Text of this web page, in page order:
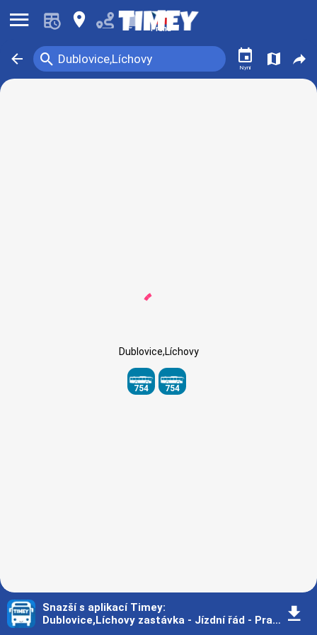
󰍜 󰍎 󰂚 Praha
󰁍 Dublovice,Líchovy
󰍉 󰃭
Nyní
󰍍 󰒖
Dublovice,Líchovy
754 754
Snazší s aplikací Timey:
Dublovice,Líchovy zastávka - Jízdní řád - Praha
󰇚